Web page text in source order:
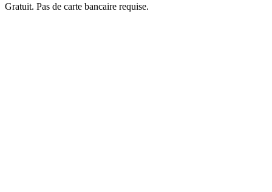
Gratuit. Pas de carte bancaire requise.